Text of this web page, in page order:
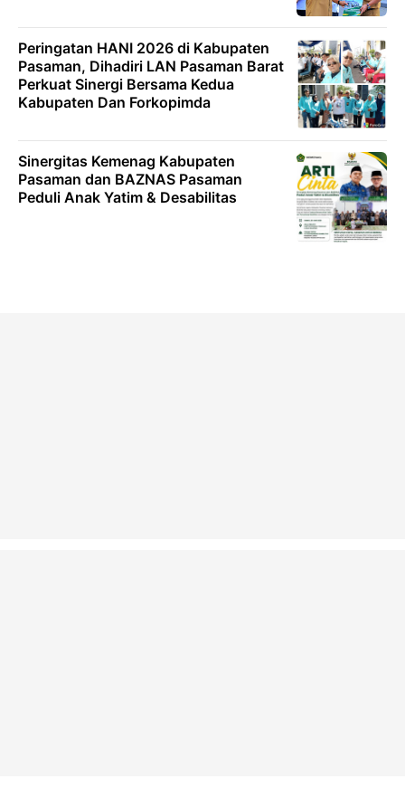
Peringatan HANI 2026 di Kabupaten
Pasaman, Dihadiri LAN Pasaman Barat
Perkuat Sinergi Bersama Kedua
Kabupaten Dan Forkopimda
Sinergitas Kemenag Kabupaten
Pasaman dan BAZNAS Pasaman
Peduli Anak Yatim & Desabilitas